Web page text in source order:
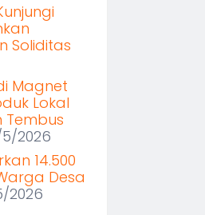
Soliditas
Magnet
Lokal
Tembus
2026
14.500
Desa
2026